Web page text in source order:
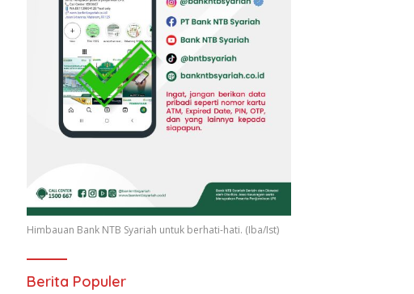
Himbauan Bank NTB Syariah untuk berhati-hati. (Iba/Ist)
Berita Populer